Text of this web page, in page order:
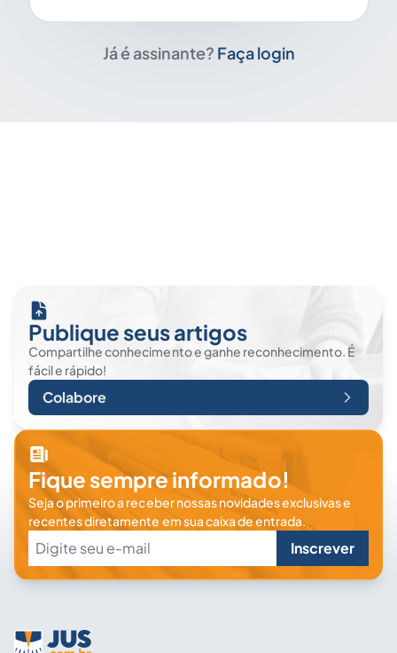
Já é assinante? Faça login
Publique seus artigos
Compartilhe conhecimento e ganhe reconhecimento. É
fácil e rápido!
Colabore
Fique sempre informado!
Seja o primeiro a receber nossas novidades exclusivas e
recentes diretamente em sua caixa de entrada.
Inscrever